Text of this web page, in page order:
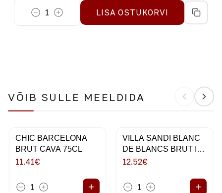
1 LISA OSTUKORVI
VÕIB SULLE MEELDIDA
CHIC BARCELONA
BRUT CAVA 75CL
11.41€
1 +
VILLA SANDI BLANC
DE BLANCS BRUT IL
FRESCO 75CL
12.52€
1 +